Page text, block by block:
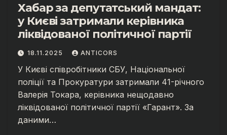
Хабар за депутатський мандат:
у Києві затримали керівника
ліквідованої політичної партії
18.11.2025 ANTICORS
У Києві співробітники СБУ, Національної
поліції та Прокуратури затримали 41-річного
Валерія Токара, керівника нещодавно
ліквідованої політичної партії «Гарант». За
даними…